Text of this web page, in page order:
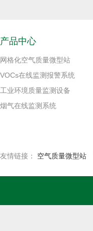
产品中心
网格化空气质量微型站
VOCs在线监测报警系统
工业环境质量监测设备
烟气在线监测系统
友情链接： 空气质量微型站